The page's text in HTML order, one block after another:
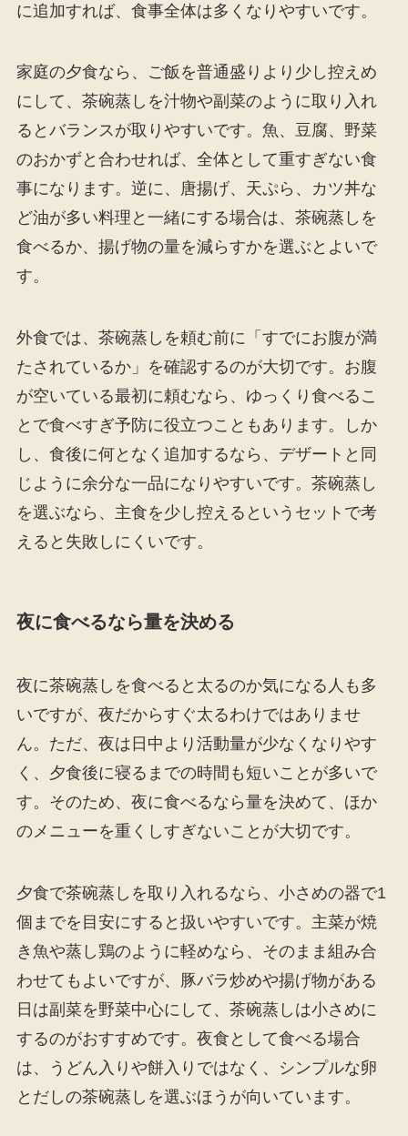
に追加すれば、食事全体は多くなりやすいです。
家庭の夕食なら、ご飯を普通盛りより少し控えめ
にして、茶碗蒸しを汁物や副菜のように取り入れ
るとバランスが取りやすいです。魚、豆腐、野菜
のおかずと合わせれば、全体として重すぎない食
事になります。逆に、唐揚げ、天ぷら、カツ丼な
ど油が多い料理と一緒にする場合は、茶碗蒸しを
食べるか、揚げ物の量を減らすかを選ぶとよいで
す。
外食では、茶碗蒸しを頼む前に「すでにお腹が満
たされているか」を確認するのが大切です。お腹
が空いている最初に頼むなら、ゆっくり食べるこ
とで食べすぎ予防に役立つこともあります。しか
し、食後に何となく追加するなら、デザートと同
じように余分な一品になりやすいです。茶碗蒸し
を選ぶなら、主食を少し控えるというセットで考
えると失敗しにくいです。
夜に食べるなら量を決める
夜に茶碗蒸しを食べると太るのか気になる人も多
いですが、夜だからすぐ太るわけではありませ
ん。ただ、夜は日中より活動量が少なくなりやす
く、夕食後に寝るまでの時間も短いことが多いで
す。そのため、夜に食べるなら量を決めて、ほか
のメニューを重くしすぎないことが大切です。
夕食で茶碗蒸しを取り入れるなら、小さめの器で1
個までを目安にすると扱いやすいです。主菜が焼
き魚や蒸し鶏のように軽めなら、そのまま組み合
わせてもよいですが、豚バラ炒めや揚げ物がある
日は副菜を野菜中心にして、茶碗蒸しは小さめに
するのがおすすめです。夜食として食べる場合
は、うどん入りや餅入りではなく、シンプルな卵
とだしの茶碗蒸しを選ぶほうが向いています。